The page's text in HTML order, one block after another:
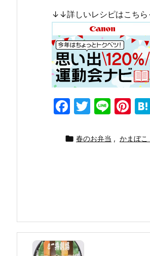
↓↓詳しいレシピはこち
F
c
k
T
itt
Li
e
Pi
er
 春のお弁当 , かまぼこ